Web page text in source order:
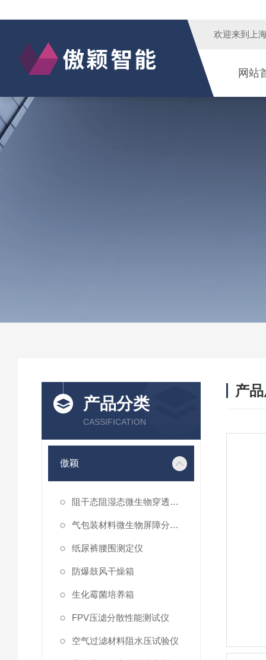
欢迎来到 上
网站
产品分类
CASSIFICATION
傲颖
阻干态阻湿态微生物穿透性能测试仪
气包装材料微生物屏障分等试验仪
纸尿裤腰围测定仪
防爆鼓风干燥箱
生化霉菌培养箱
FPV压滤分散性能测试仪
空气过滤材料阻水压试验仪
产